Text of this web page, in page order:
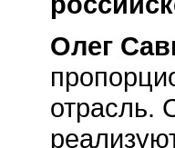
Олег
отрасль.